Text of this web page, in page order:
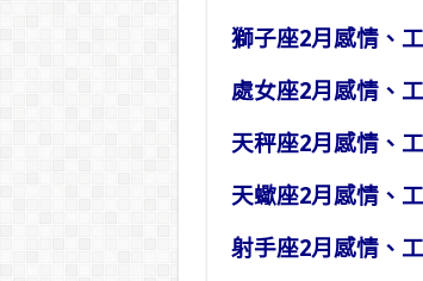
獅子座2月感情、
處女座2月感情、
天秤座2月感情、
天蠍座2月感情、
射手座2月感情、